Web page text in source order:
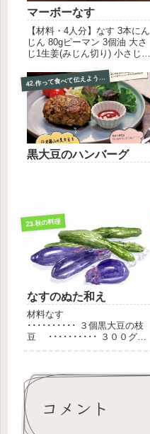
マーボーなす
【材料・4人分】なす 3本にん
じん 80gピーマン 3個油 大さ
じ1生姜(みじん切り) 小さじ1
料〕水 大さじ4鶏がらスープ
の素 少々みそ 大さじ1さとう
小さじ1豆板醤 小さじ1.5水溶
き片栗粉 適量ごま...
4 2.作って食べて伝えよう おうちでクッキング集
黒大豆のハンバーグ
23.秋の料理
なすのぬた和え
材料なす
･･････････ ３個黒大豆の枝
豆 ･･････････ ３００グラ
方なすは一口なすといって小
さいなすを丸のまま...
コメント